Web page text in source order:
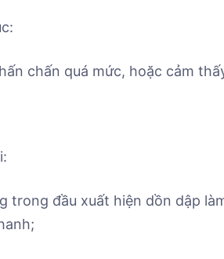
chấn quá mức, hoặc cảm
trong đầu xuất hiện dồn dập